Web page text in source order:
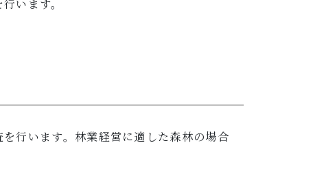
います。
行います。林業経営に適した森林の場合